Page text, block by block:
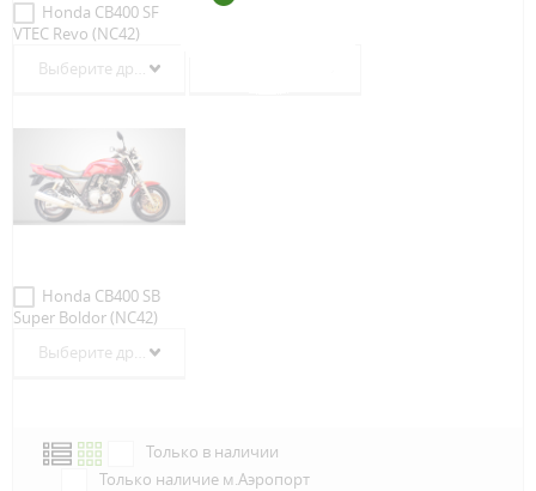
Honda CB400 SF
VTEC Revo (NC42)
Выберите другой год
Honda CB400 SS
Honda CB400 SB
Super Boldor (NC42)
Выберите другой год
Только в наличии
Только наличие м.Аэропорт